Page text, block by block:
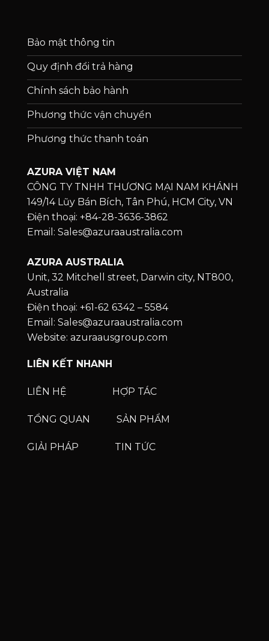
Bảo mật thông tin
Quy định đổi trả hàng
Chính sách bảo hành
Phương thức vận chuyển
Phương thức thanh toán
AZURA VIỆT NAM
CÔNG TY TNHH THƯƠNG MẠI NAM KHÁNH
149/14 Lũy Bán Bích, Tân Phú, HCM City, VN
Điện thoại: +84-28-3636-3862
Email: Sales@azuraaustralia.com
AZURA AUSTRALIA
Unit, 32 Mitchell street, Darwin city, NT800,
Australia
Điện thoại: +61-62 6342 – 5584
Email: Sales@azuraaustralia.com
Website: azuraausgroup.com
LIÊN KẾT NHANH
LIÊN HỆ HỢP TÁC
TỔNG QUAN SẢN PHẨM
GIẢI PHÁP TIN TỨC